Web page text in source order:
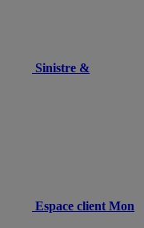
Sinistre &
Espace client Mon